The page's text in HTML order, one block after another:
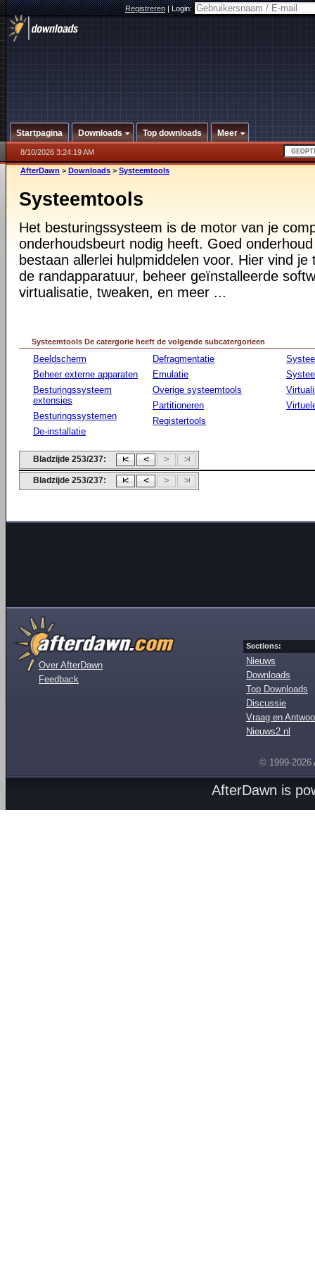
Registreren|Login:
Startpagina Downloads Top downloads Meer
8/10/2026 3:24:19 AM
AfterDawn > Downloads > Systeemtools
Systeemtools
Het besturingssysteem is de motor van je
onderhoudsbeurt nodig heeft. Goed
bestaan allerlei hulpmiddelen voor. Hier vind
de randapparatuur, beheer geïnstalleerde
virtualisatie, tweaken, en meer ...
Systeemtools De catergorie heeft de volgende subcatergorieen
Beeldscherm
Beheer externe apparaten
Besturingssysteem
extensies
Besturingssystemen
De-installatie
Defragmentatie
Emulatie
Overige systeemtools
Partitioneren
Registertools
Bladzijde 253/237:
Bladzijde 253/237:
Over AfterDawn
Feedback
Sections:
Nieuws
Downloads
Top Downloads
Discussie
Vraag en
Nieuws2.nl
© 1999-2026
AfterDawn is